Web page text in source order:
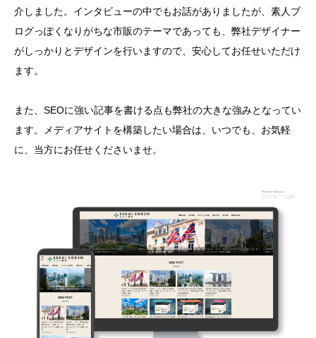
介しました。インタビューの中でもお話がありましたが、素人ブ
ログっぽくなりがちな市販のテーマであっても、弊社デザイナー
がしっかりとデザインを行いますので、安心してお任せいただけ
ます。
また、SEOに強い記事を書ける点も弊社の大きな強みとなってい
ます。メディアサイトを構築したい場合は、いつでも、お気軽
に、当方にお任せくださいませ。